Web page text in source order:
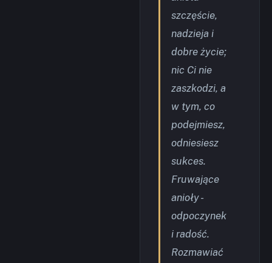
szczęście,
nadzieja i
dobre życie;
nic Ci nie
zaszkodzi, a
w tym, co
podejmiesz,
odniesiesz
sukces.
Fruwające
anioły -
odpoczynek
i radość.
Rozmawiać